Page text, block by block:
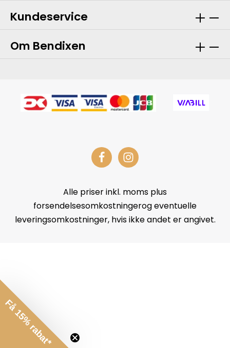
Kundeservice
Om Bendixen
Alle priser inkl. moms plus
forsendelsesomkostningerog eventuelle
leveringsomkostninger, hvis ikke andet er angivet.
Få 15% rabat*